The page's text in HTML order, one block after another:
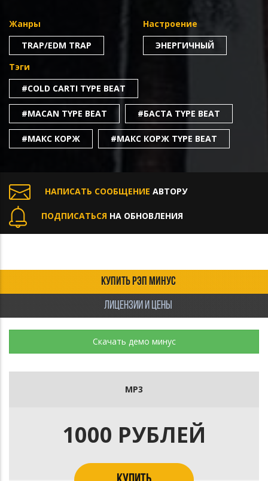
Жанры
TRAP/EDM TRAP
Настроение
ЭНЕРГИЧНЫЙ
Тэги
#COLD CARTI TYPE BEAT
#MACAN TYPE BEAT #БАСТА TYPE BEAT
#МАКС КОРЖ #МАКС КОРЖ TYPE BEAT
НАПИСАТЬ СООБЩЕНИЕ АВТОРУ
ПОДПИСАТЬСЯ НА ОБНОВЛЕНИЯ
КУПИТЬ РЭП МИНУС
ЛИЦЕНЗИИ И ЦЕНЫ
Скачать демо минус
MP3
1000 РУБЛЕЙ